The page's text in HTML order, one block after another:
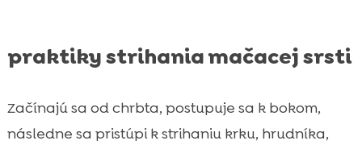
praktiky strihania mačacej srsti
Začínajú sa od chrbta, postupuje sa k bokom,
následne sa pristúpi k strihaniu krku, hrudníka,